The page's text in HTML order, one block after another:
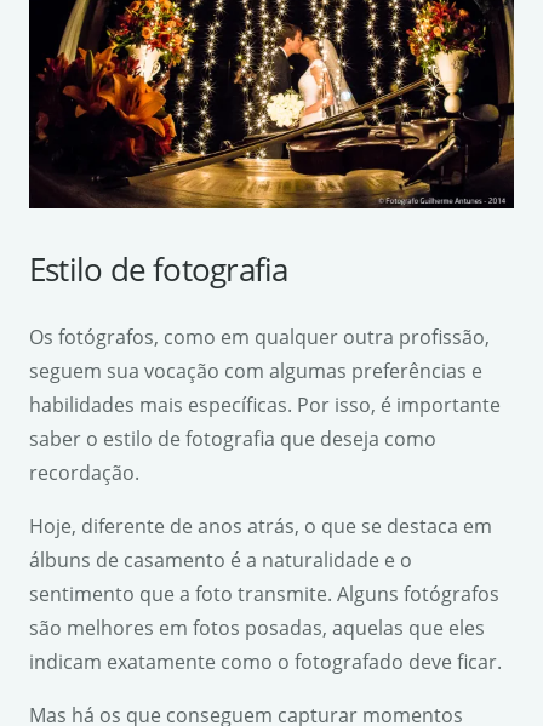
Estilo de fotografia
Os fotógrafos, como em qualquer outra profissão,
seguem sua vocação com algumas preferências e
habilidades mais específicas. Por isso, é importante
saber o estilo de fotografia que deseja como
recordação.
Hoje, diferente de anos atrás, o que se destaca em
álbuns de casamento é a naturalidade e o
sentimento que a foto transmite. Alguns fotógrafos
são melhores em fotos posadas, aquelas que eles
indicam exatamente como o fotografado deve ficar.
Mas há os que conseguem capturar momentos